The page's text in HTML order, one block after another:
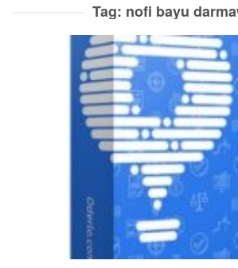
Tag: nofi bayu